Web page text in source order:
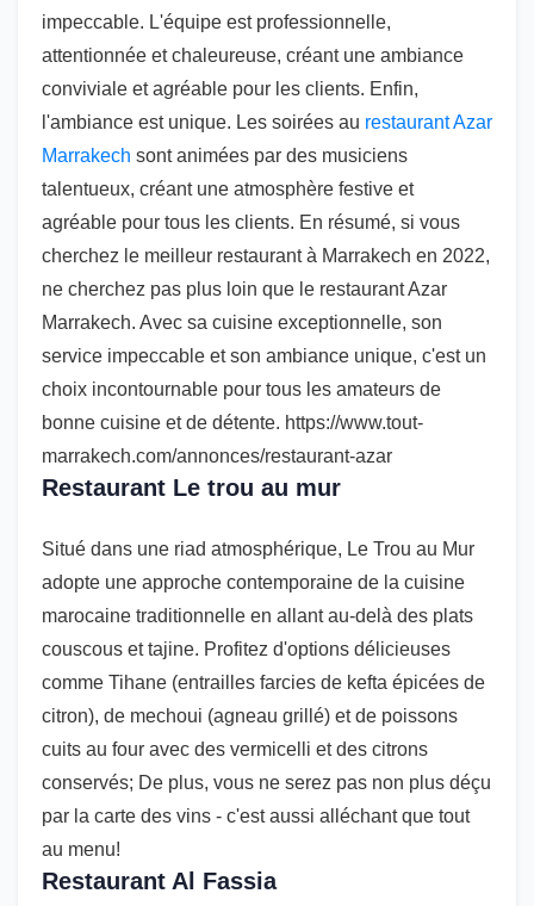
impeccable. L'équipe est professionnelle,
attentionnée et chaleureuse, créant une ambiance
conviviale et agréable pour les clients. Enfin,
l'ambiance est unique. Les soirées au restaurant Azar
Marrakech sont animées par des musiciens
talentueux, créant une atmosphère festive et
agréable pour tous les clients. En résumé, si vous
cherchez le meilleur restaurant à Marrakech en 2022,
ne cherchez pas plus loin que le restaurant Azar
Marrakech. Avec sa cuisine exceptionnelle, son
service impeccable et son ambiance unique, c'est un
choix incontournable pour tous les amateurs de
bonne cuisine et de détente. https://www.tout-
marrakech.com/annonces/restaurant-azar
Restaurant Le trou au mur
Situé dans une riad atmosphérique, Le Trou au Mur
adopte une approche contemporaine de la cuisine
marocaine traditionnelle en allant au-delà des plats
couscous et tajine. Profitez d'options délicieuses
comme Tihane (entrailles farcies de kefta épicées de
citron), de mechoui (agneau grillé) et de poissons
cuits au four avec des vermicelli et des citrons
conservés; De plus, vous ne serez pas non plus déçu
par la carte des vins - c'est aussi alléchant que tout
au menu!
Restaurant Al Fassia